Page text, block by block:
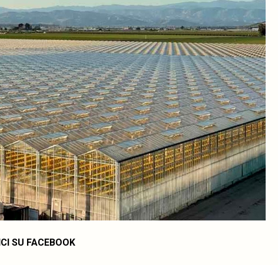
SU FACEBOOK